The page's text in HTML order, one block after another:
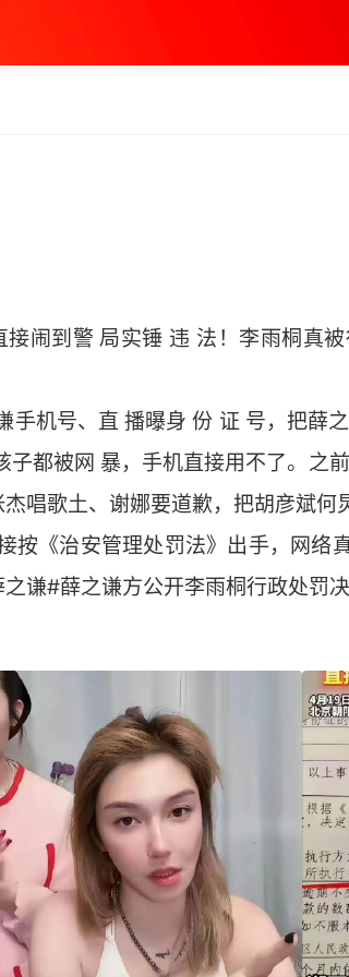
闹到警 局实锤 违 法！李雨桐真
手机号、直 播曝身 份 证 号，把薛
都被网 暴，手机直接用不了。之
唱歌土、谢娜要道歉，把胡彦斌何
按《治安管理处罚法》出手，网络
谦#薛之谦方公开李雨桐行政处罚